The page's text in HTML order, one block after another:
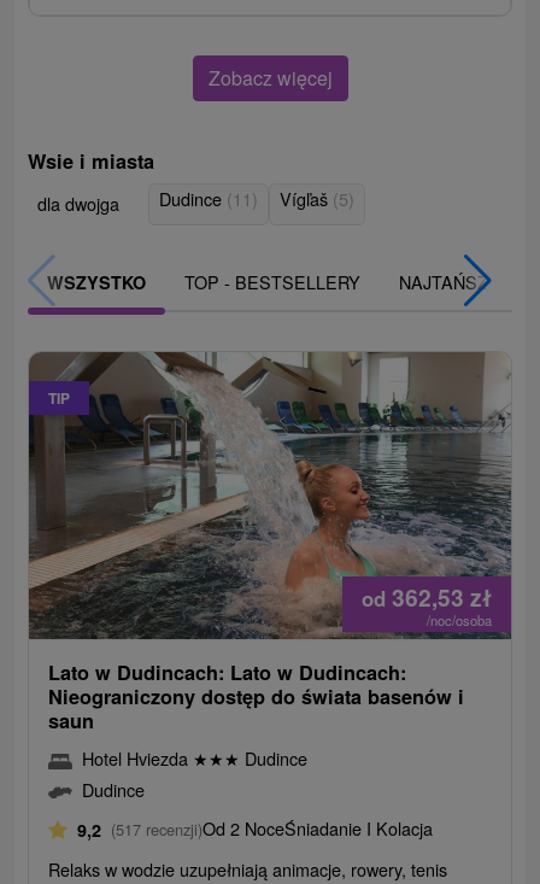
Zobacz więcej
Wsie i miasta
dla dwojga Dudince (11) Vígľaš (5)
WSZYSTKO TOP - BESTSELLERY NAJTAŃSZE
TIP
od 362,53 zł
/noc/osoba
Lato w Dudincach: Lato w Dudincach:
Nieograniczony dostęp do świata basenów i
saun
Hotel Hviezda ★★★ Dudince
Dudince
9,2 (517 recenzji)Od 2 NoceŚniadanie I Kolacja
Relaks w wodzie uzupełniają animacje, rowery, tenis